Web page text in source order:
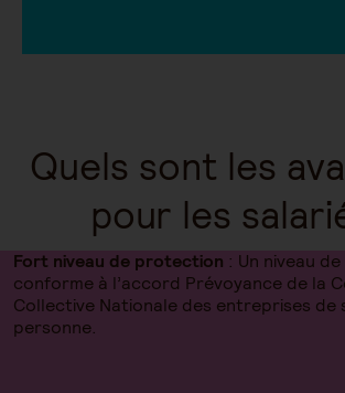
Quels sont les
pour les
Fort niveau de protection : Un niveau
conforme à l’accord Prévoyance de la
Collective Nationale des entreprises de
personne.